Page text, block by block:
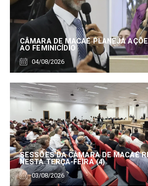
CÂMARA DE MACAÉ PLANEJA
AO FEMINICÍDIO
04/08/2026
SESSÕES DA CÂMARA DE MACAÉ
NESTA TERÇA-FEIRA (4)
03/08/2026